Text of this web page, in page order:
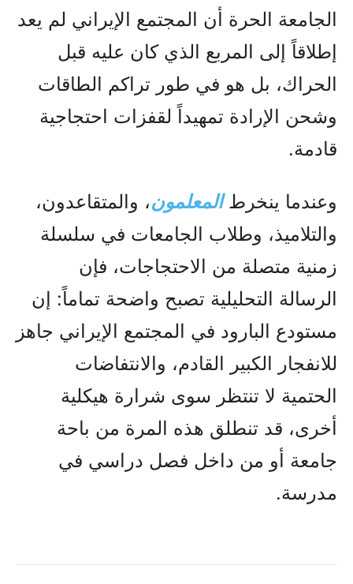
الجامعة الحرة أن المجتمع الإيراني لم يعد
إطلاقاً إلى المربع الذي كان عليه قبل
الحراك، بل هو في طور تراكم الطاقات
وشحن الإرادة تمهيداً لقفزات احتجاجية
قادمة.
وعندما ينخرطالمعلمون، والمتقاعدون،
والتلاميذ، وطلاب الجامعات في سلسلة
زمنية متصلة من الاحتجاجات، فإن
الرسالة التحليلية تصبح واضحة تماماً: إن
مستودع البارود في المجتمع الإيراني جاهز
للانفجار الكبير القادم، والانتفاضات
الحتمية لا تنتظر سوى شرارة هيكلية
أخرى، قد تنطلق هذه المرة من باحة
جامعة أو من داخل فصل دراسي في
مدرسة.